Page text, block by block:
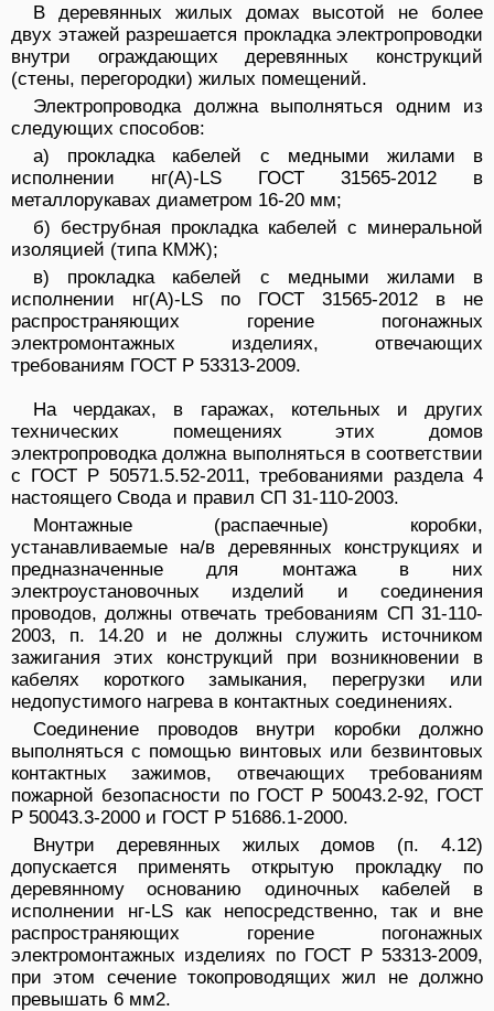
В деревянных жилых домах высотой не более
двух этажей разрешается прокладка электропроводки
внутри ограждающих деревянных конструкций
(стены, перегородки) жилых помещений.
Электропроводка должна выполняться одним из
следующих способов:
а) прокладка кабелей с медными жилами в
исполнении нг(А)-LS ГОСТ 31565-2012 в
металлорукавах диаметром 16-20 мм;
б) беструбная прокладка кабелей с минеральной
изоляцией (типа КМЖ);
в) прокладка кабелей с медными жилами в
исполнении нг(A)-LS по ГОСТ 31565-2012 в не
распространяющих горение погонажных
электромонтажных изделиях, отвечающих
требованиям ГОСТ Р 53313-2009.
На чердаках, в гаражах, котельных и других
технических помещениях этих домов
электропроводка должна выполняться в соответствии
с ГОСТ Р 50571.5.52-2011, требованиями раздела 4
настоящего Свода и правил СП 31-110-2003.
Монтажные (распаечные) коробки,
устанавливаемые на/в деревянных конструкциях и
предназначенные для монтажа в них
электроустановочных изделий и соединения
проводов, должны отвечать требованиям СП 31-110-
2003, п. 14.20 и не должны служить источником
зажигания этих конструкций при возникновении в
кабелях короткого замыкания, перегрузки или
недопустимого нагрева в контактных соединениях.
Соединение проводов внутри коробки должно
выполняться с помощью винтовых или безвинтовых
контактных зажимов, отвечающих требованиям
пожарной безопасности по ГОСТ Р 50043.2-92, ГОСТ
Р 50043.3-2000 и ГОСТ Р 51686.1-2000.
Внутри деревянных жилых домов (п. 4.12)
допускается применять открытую прокладку по
деревянному основанию одиночных кабелей в
исполнении нг-LS как непосредственно, так и вне
распространяющих горение погонажных
электромонтажных изделиях по ГОСТ Р 53313-2009,
при этом сечение токопроводящих жил не должно
превышать 6 мм2.